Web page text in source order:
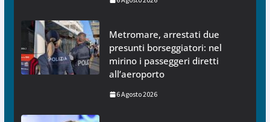
Metromare, arrestati due
presunti borseggiatori: nel
mirino i passeggeri diretti
all’aeroporto
6 Agosto 2026